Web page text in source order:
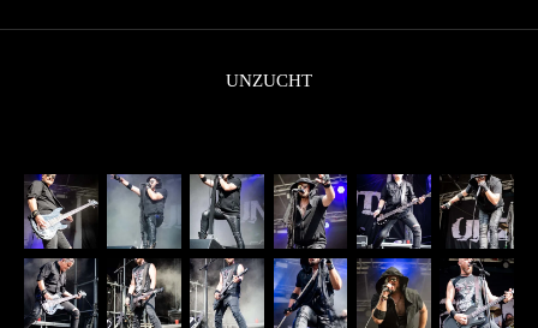
UNZUCHT